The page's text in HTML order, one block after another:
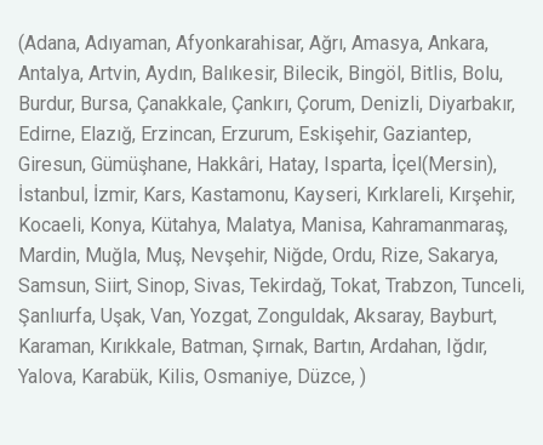
(Adana, Adıyaman, Afyonkarahisar, Ağrı, Amasya, Ankara,
Antalya, Artvin, Aydın, Balıkesir, Bilecik, Bingöl, Bitlis, Bolu,
Burdur, Bursa, Çanakkale, Çankırı, Çorum, Denizli, Diyarbakır,
Edirne, Elazığ, Erzincan, Erzurum, Eskişehir, Gaziantep,
Giresun, Gümüşhane, Hakkâri, Hatay, Isparta, İçel(Mersin),
İstanbul, İzmir, Kars, Kastamonu, Kayseri, Kırklareli, Kırşehir,
Kocaeli, Konya, Kütahya, Malatya, Manisa, Kahramanmaraş,
Mardin, Muğla, Muş, Nevşehir, Niğde, Ordu, Rize, Sakarya,
Samsun, Siirt, Sinop, Sivas, Tekirdağ, Tokat, Trabzon, Tunceli,
Şanlıurfa, Uşak, Van, Yozgat, Zonguldak, Aksaray, Bayburt,
Karaman, Kırıkkale, Batman, Şırnak, Bartın, Ardahan, Iğdır,
Yalova, Karabük, Kilis, Osmaniye, Düzce, )